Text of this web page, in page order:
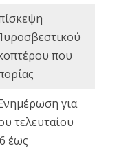
που
για
τελευταίου
έως